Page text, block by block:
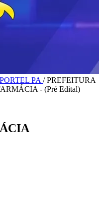
PA / PREFEITURA
- (Pré Edital)